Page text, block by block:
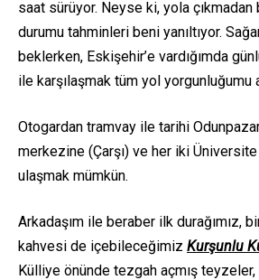
saat sürüyor. Neyse ki, yola çıkmadan
durumu tahminleri beni yanıltıyor.
beklerken, Eskişehir’e vardığımda
ile karşılaşmak tüm yol yorgunluğumu
Otogardan tramvay ile tarihi
merkezine (Çarşı) ve her iki
ulaşmak mümkün.
Arkadaşım ile beraber ilk durağımız,
kahvesi de içebileceğimiz Kurşunlu
Külliye önünde tezgah açmış